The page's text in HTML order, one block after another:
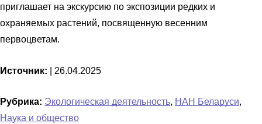
приглашает на экскурсию по экспозиции редких и
охраняемых растений, посвященную весенним
первоцветам.
Источник: 26.04.2025
Рубрика: Экологическая деятельность, НАН Беларуси,
Наука и общество